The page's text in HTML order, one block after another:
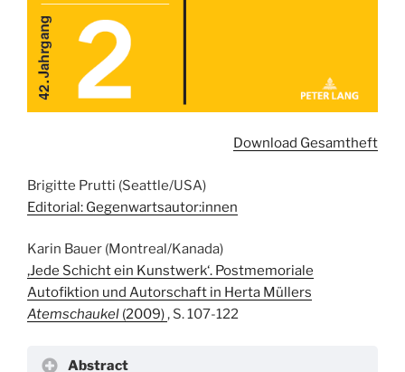
Download Gesamtheft
Brigitte Prutti (Seattle/USA)
Editorial: Gegenwartsautor:innen
Karin Bauer (Montreal/Kanada)
‚Jede Schicht ein Kunstwerk‘. Postmemoriale
Autofiktion und Autorschaft in Herta Müllers
Atemschaukel (2009), S. 107-122
Abstract